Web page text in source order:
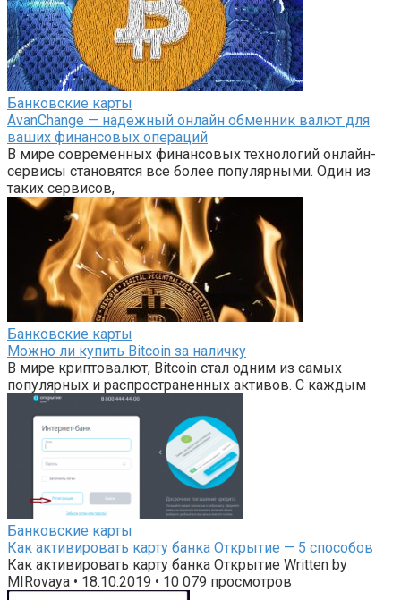
Банковские карты
AvanChange — надежный онлайн обменник валют для
ваших финансовых операций
В мире современных финансовых технологий онлайн-
сервисы становятся все более популярными. Один из
таких сервисов,
Банковские карты
Можно ли купить Bitcoin за наличку
В мире криптовалют, Bitcoin стал одним из самых
популярных и распространенных активов. С каждым
Банковские карты
Как активировать карту банка Открытие — 5 способов
Как активировать карту банка Открытие Written by
MIRovaya • 18.10.2019 • 10 079 просмотров